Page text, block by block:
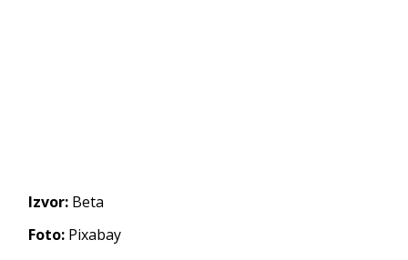
Izvor: Beta
Foto: Pixabay